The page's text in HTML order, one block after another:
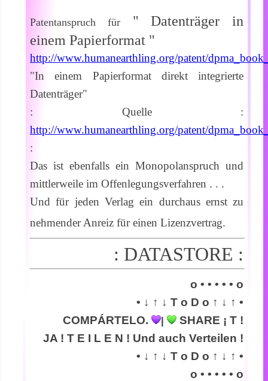
Patentanspruch für" Datenträger in
einem Papierformat "
http://www.humanearthling.org/patent/
"In einem Papierformat direkt integrierte
Datenträger"
: Quelle :
http://www.humanearthling.org/patent/
:
Das ist ebenfalls ein Monopolanspruch und
mittlerweile im Offenlegungsverfahren . . .
Und für jeden Verlag ein durchaus ernst zu
nehmender Anreiz für einen Lizenzvertrag.
: DATASTORE :
o • • • • • o
• ↓ ↑ ↓ T o D o ↑ ↓ ↑ •
COMPÁRTELO.
|
SHARE ¡ T !
JA ! T E I L E N ! Und auch Verteilen !
• ↓ ↑ ↓ T o D o ↑ ↓ ↑ •
o • • • • • o